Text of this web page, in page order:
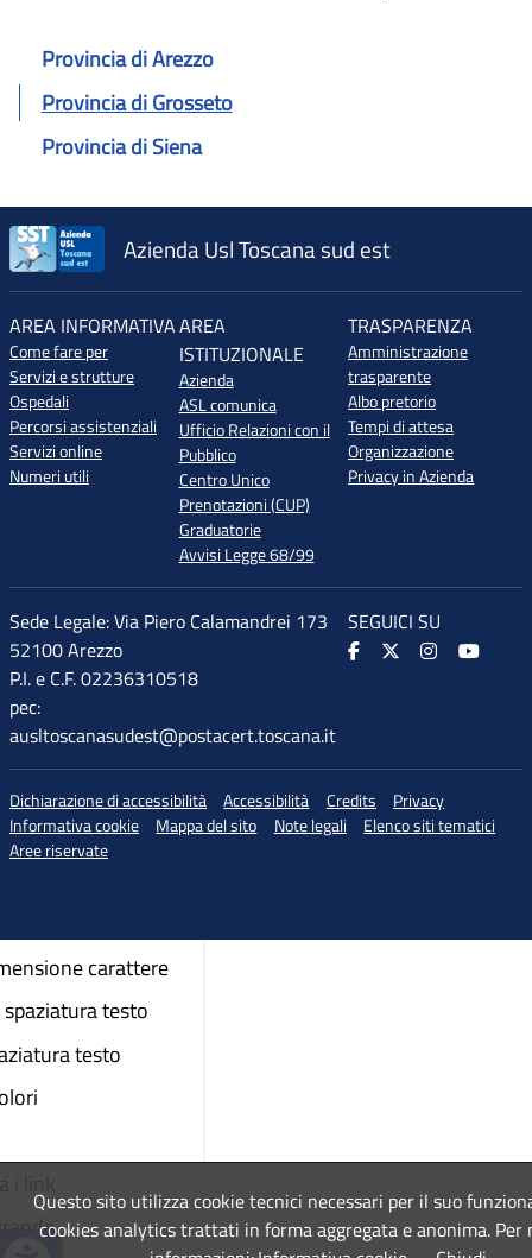
Provincia di Arezzo
Provincia di Grosseto
Provincia di Siena
Azienda Usl Toscana sud est
AREA INFORMATIVA
Come fare per
Servizi e strutture
Ospedali
Percorsi assistenziali
Servizi online
Numeri utili
AREA
ISTITUZIONALE
Azienda
ASL comunica
Ufficio Relazioni con il
Pubblico
Centro Unico
Prenotazioni (CUP)
Graduatorie
Avvisi Legge 68/99
TRASPARENZA
Amministrazione
trasparente
Albo pretorio
Tempi di attesa
Organizzazione
Privacy in Azienda
Sede Legale: Via Piero Calamandrei 173
52100 Arezzo
P.I. e C.F. 02236310518
pec:
ausltoscanasudest@postacert.toscana.it
SEGUICI SU
Dichiarazione di accessibilità Accessibilità Credits
Privacy
Informativa cookie
Mappa del sito Note legali
Elenco siti tematici
Aree riservate
Questo sito utilizza cookie tecnici necessari per il suo
cookies analytics trattati in forma aggregata e anonima. Per
accessibilità
♲
carattere
testo
testo